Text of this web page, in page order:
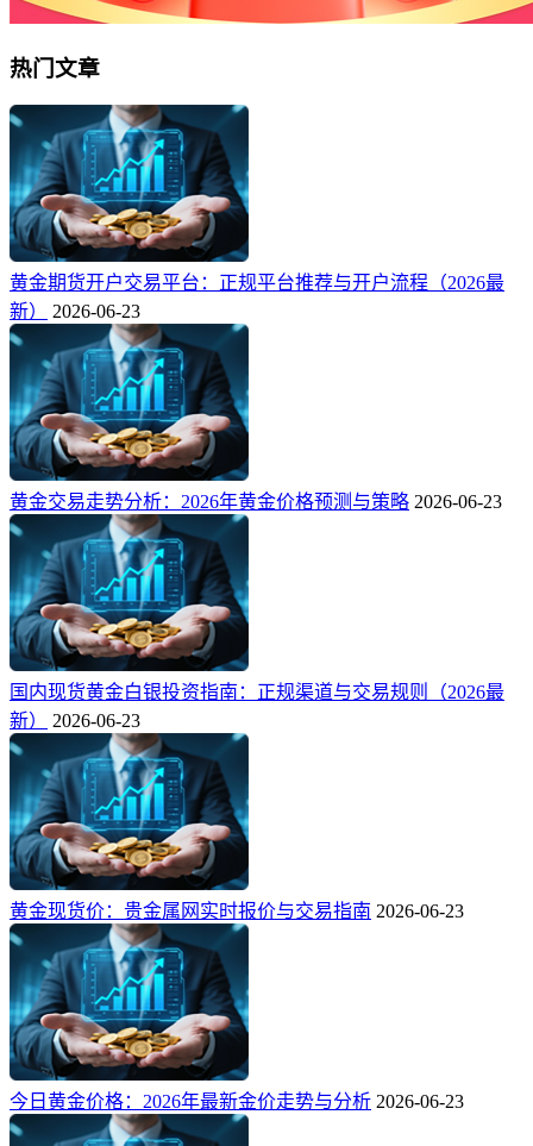
热门文章
黄金期货开户交易平台：正规平台推荐与开户流程（2026最
新）
2026-06-23
黄金交易走势分析：2026年黄金价格预测与策略 2026-06-23
国内现货黄金白银投资指南：正规渠道与交易规则（2026最
新）
2026-06-23
黄金现货价：贵金属网实时报价与交易指南 2026-06-23
今日黄金价格：2026年最新金价走势与分析 2026-06-23